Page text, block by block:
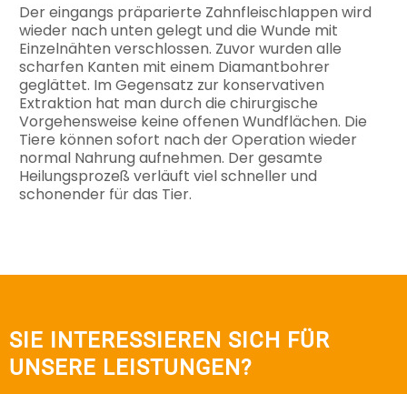
Der eingangs präparierte Zahnfleischlappen wird
wieder nach unten gelegt und die Wunde mit
Einzelnähten verschlossen. Zuvor wurden alle
scharfen Kanten mit einem Diamantbohrer
geglättet. Im Gegensatz zur konservativen
Extraktion hat man durch die chirurgische
Vorgehensweise keine offenen Wundflächen. Die
Tiere können sofort nach der Operation wieder
normal Nahrung aufnehmen. Der gesamte
Heilungsprozeß verläuft viel schneller und
schonender für das Tier.
SIE INTERESSIEREN SICH FÜR
UNSERE LEISTUNGEN?